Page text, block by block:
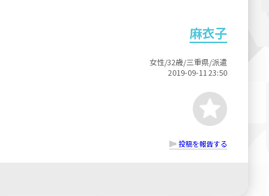
麻衣子
女性/32歳/三重県/派遣
2019-09-11 23:50
投稿を報告する